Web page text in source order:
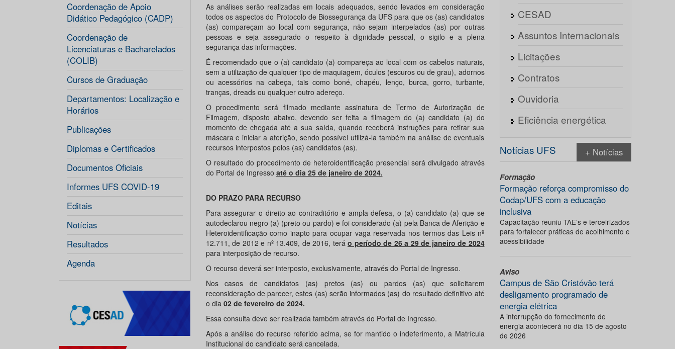
Coordenação de Apoio
Didático Pedagógico (CADP)
Coordenação de
Licenciaturas e Bacharelados
(COLIB)
Cursos de Graduação
Departamentos: Localização e
Horários
Publicações
Diplomas e Certificados
Documentos Oficiais
Informes UFS COVID-19
Editais
Notícias
Resultados
Agenda
As análises serão realizadas em locais adequados, sendo levados em consideração
todos os aspectos do Protocolo de Biossegurança da UFS para que os (as) candidatos
(as) compareçam ao local com segurança, não sejam interpelados (as) por outras
pessoas e seja assegurado o respeito à dignidade pessoal, o sigilo e a plena
segurança das informações.
É recomendado que o (a) candidato (a) compareça ao local com os cabelos naturais,
sem a utilização de qualquer tipo de maquiagem, óculos (escuros ou de grau), adornos
ou acessórios na cabeça, tais como boné, chapéu, lenço, burca, gorro, turbante,
tranças, dreads ou qualquer outro adereço.
O procedimento será filmado mediante assinatura de Termo de Autorização de
Filmagem, disposto abaixo, devendo ser feita a filmagem do (a) candidato (a) do
momento de chegada até a sua saída, quando receberá instruções para retirar sua
máscara e iniciar a aferição, sendo possível utilizá-la também na análise de eventuais
recursos interpostos pelos (as) candidatos (as).
O resultado do procedimento de heteroidentificação presencial será divulgado através
do Portal de Ingresso até o dia 25 de janeiro de 2024.
DO PRAZO PARA RECURSO
Para assegurar o direito ao contraditório e ampla defesa, o (a) candidato (a) que se
autodeclarou negro (a) (preto ou pardo) e foi considerado (a) pela Banca de Aferição e
Heteroidentificação como inapto para ocupar vaga reservada nos termos das Leis nº
12.711, de 2012 e nº 13.409, de 2016, terá o período de 26 a 29 de janeiro de 2024
para interposição de recurso.
O recurso deverá ser interposto, exclusivamente, através do Portal de Ingresso.
Nos casos de candidatos (as) pretos (as) ou pardos (as) que solicitarem
reconsideração de parecer, estes (as) serão informados (as) do resultado definitivo até
o dia 02 de fevereiro de 2024.
Essa consulta deve ser realizada também através do Portal de Ingresso.
Após a análise do recurso referido acima, se for mantido o indeferimento, a Matrícula
Institucional do candidato será cancelada.
CESAD
Assuntos Internacionais
Licitações
Contratos
Ouvidoria
Eficiência energética
Notícias UFS + Notícias
Formação
Formação reforça compromisso do
Codap/UFS com a educação
inclusiva
Capacitação reuniu TAE’s e terceirizados
para fortalecer práticas de acolhimento e
acessibilidade
Aviso
Campus de São Cristóvão terá
desligamento programado de
energia elétrica
A interrupção do fornecimento de
energia acontecerá no dia 15 de agosto
de 2026